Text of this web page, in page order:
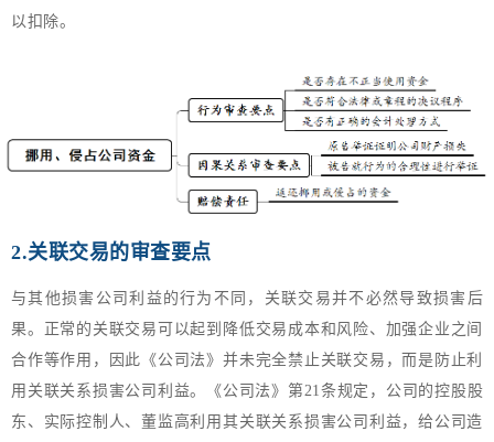
以扣除。
2.关联交易的审查要点
与其他损害公司利益的行为不同，关联交易并不必然导致损害后
果。正常的关联交易可以起到降低交易成本和风险、加强企业之间
合作等作用，因此《公司法》并未完全禁止关联交易，而是防止利
用关联关系损害公司利益。《公司法》第21条规定，公司的控股股
东、实际控制人、董监高利用其关联关系损害公司利益，给公司造